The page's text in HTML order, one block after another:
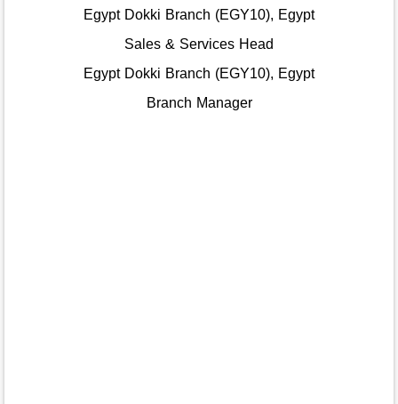
Egypt Dokki Branch (EGY10), Egypt
Sales & Services Head
Egypt Dokki Branch (EGY10), Egypt
Branch Manager